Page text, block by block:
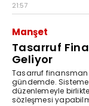
21:57
Manşet
Tasarruf
Geliyor
Tasarruf finansman
gündemde. Sisteme
düzenlemeyle
sözleşmesi